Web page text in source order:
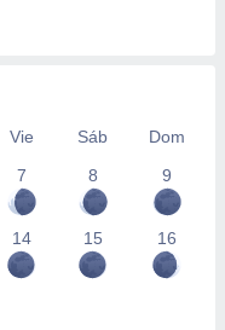
Vie Sáb
Dom
7
8 9
14 15 16